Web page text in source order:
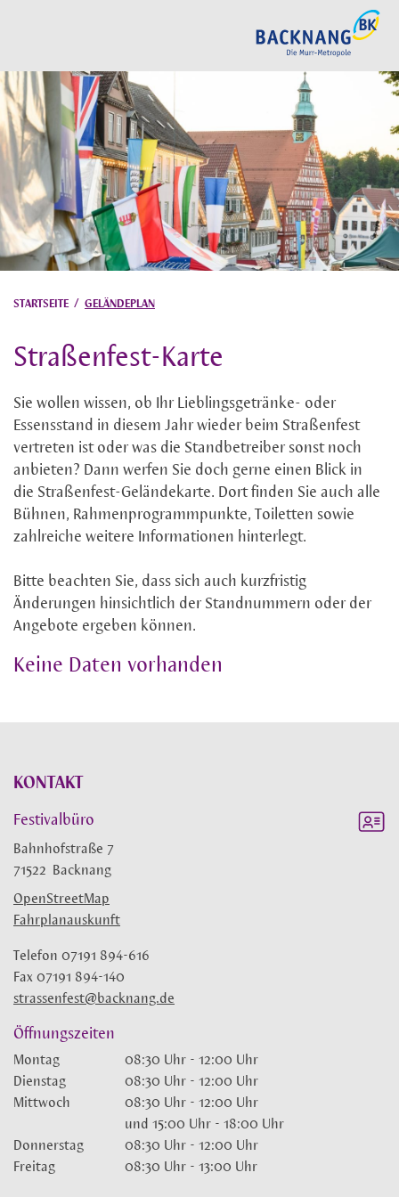
KONTAKT
Festivalbüro
Bahnhofstraße 7
71522
Backnang
OpenStreetMap
Fahrplanauskunft
strassenfest@backnang.de
Telefon 07191 894-616
Fax 07191 894-140
Öffnungszeiten
Montag 08:30 Uhr -12:00 Uhr
Dienstag
08:30 Uhr -12:00 Uhr
Mittwoch
08:30 Uhr -12:00 Uhr
und15:00 Uhr -18:00 Uhr
Donnerstag
08:30 Uhr -12:00 Uhr
Freitag
08:30 Uhr -13:00 Uhr
STARTSEITE/ GELÄNDEPLAN
Straßenfest-Karte
Sie wollen wissen, ob Ihr Lieblingsgetränke- oder
Essensstand in diesem Jahr wieder beim Straßenfest
vertreten ist oder was die Standbetreiber sonst noch
anbieten? Dann werfen Sie doch gerne einen Blick in
die Straßenfest-Geländekarte. Dort finden Sie auch alle
Bühnen, Rahmenprogrammpunkte, Toiletten sowie
zahlreiche weitere Informationen hinterlegt.
Bitte beachten Sie, dass sich auch kurzfristig
Änderungen hinsichtlich der Standnummern oder der
Angebote ergeben können.
Keine Daten vorhanden